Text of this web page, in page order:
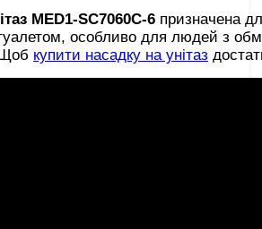
MED1-SC7060C-6 призначена
особливо для людей з
Щоб купити насадку на унітаз